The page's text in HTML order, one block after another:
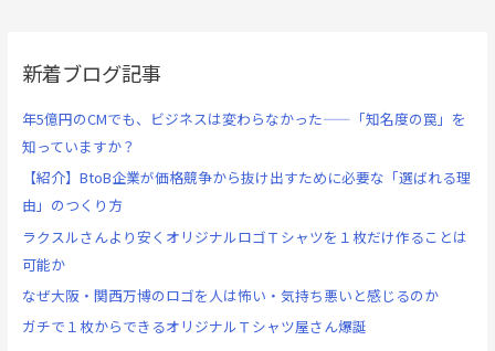
新着ブログ記事
年5億円のCMでも、ビジネスは変わらなかった——「知名度の罠」を
知っていますか？
【紹介】BtoB企業が価格競争から抜け出すために必要な「選ばれる理
由」のつくり方
ラクスルさんより安くオリジナルロゴＴシャツを１枚だけ作ることは
可能か
なぜ大阪・関西万博のロゴを人は怖い・気持ち悪いと感じるのか
ガチで１枚からできるオリジナルＴシャツ屋さん爆誕